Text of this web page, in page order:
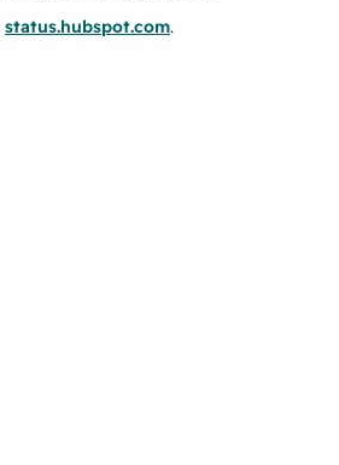
status.hubspot.com.